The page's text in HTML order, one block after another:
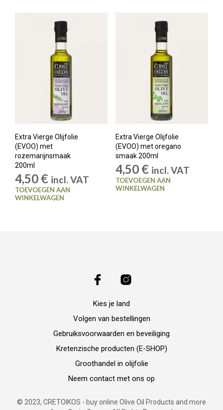
Extra Vierge Olijfolie
(EVOO) met
rozemarijnsmaak
200ml
4,50 € incl. VAT
TOEVOEGEN AAN
WINKELWAGEN
Extra Vierge Olijfolie
(EVOO) met oregano
smaak 200ml
4,50 € incl. VAT
TOEVOEGEN AAN
WINKELWAGEN
Kies je land
Volgen van bestellingen
Gebruiksvoorwaarden en beveiliging
Kretenzische producten (E-SHOP)
Groothandel in olijfolie
Neem contact met ons op
© 2023, CRETOIKOS - buy online Olive Oil Products and more